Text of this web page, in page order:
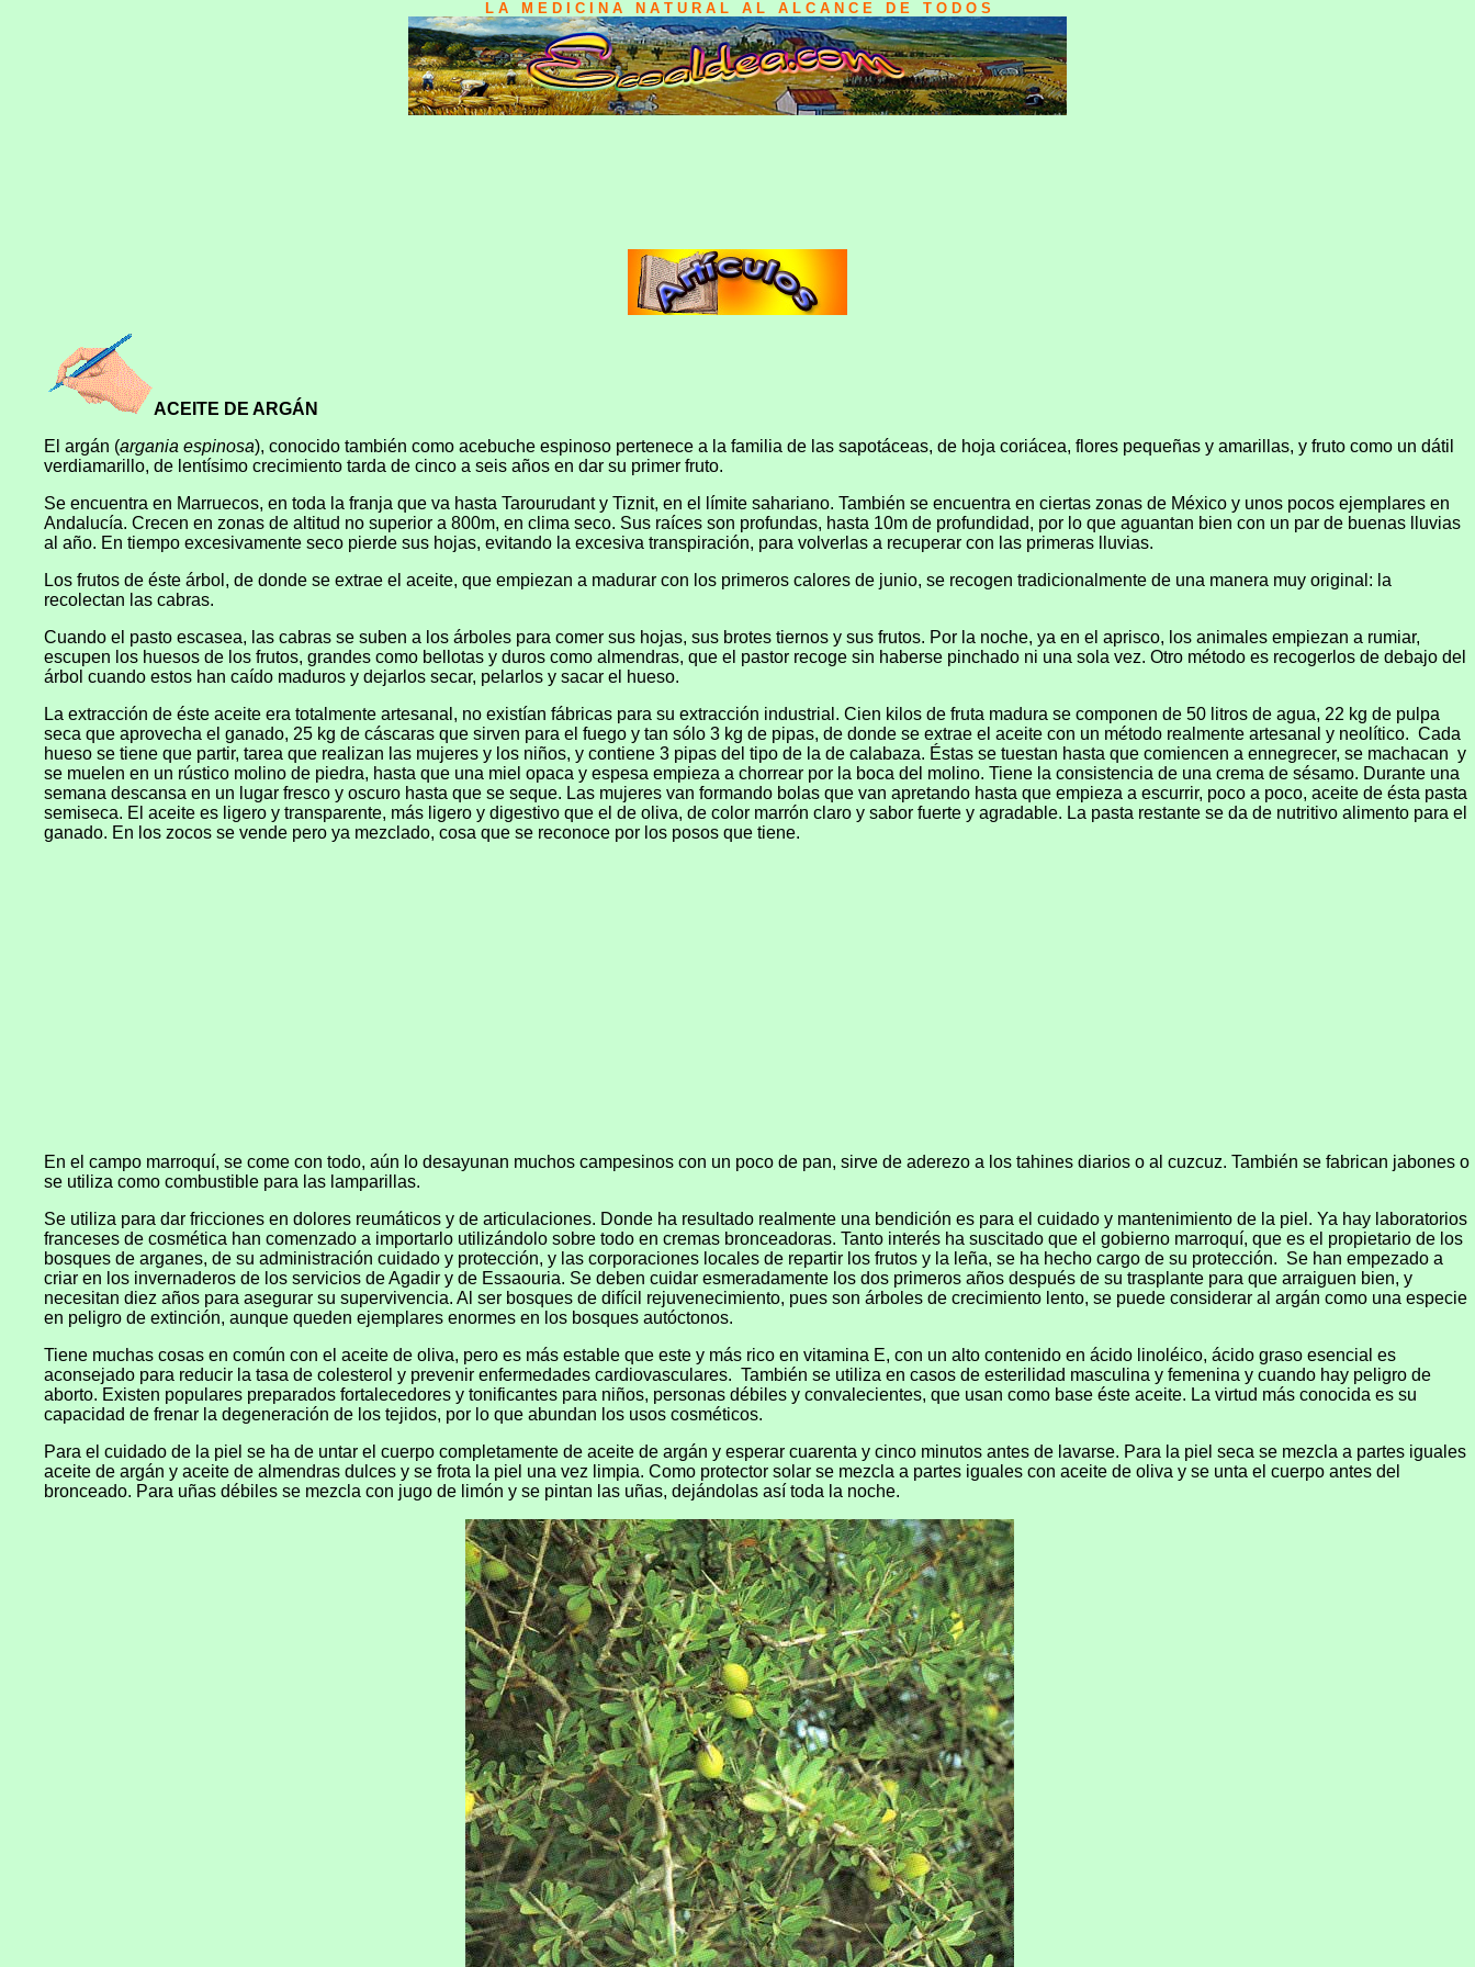
L A M E D I C I N A N A T U R A L A L A L C A N C E D E T O D O S
ACEITE DE ARGÁN
El argán (argania espinosa), conocido también como acebuche espinoso pertenece a la familia de las sapotáceas, de hoja coriácea, flores pequeñas y amarillas, y fruto como un dátil
verdiamarillo, de lentísimo crecimiento tarda de cinco a seis años en dar su primer fruto.
Se encuentra en Marruecos, en toda la franja que va hasta Tarourudant y Tiznit, en el límite sahariano. También se encuentra en ciertas zonas de México y unos pocos ejemplares en
Andalucía. Crecen en zonas de altitud no superior a 800m, en clima seco. Sus raíces son profundas, hasta 10m de profundidad, por lo que aguantan bien con un par de buenas lluvias
al año. En tiempo excesivamente seco pierde sus hojas, evitando la excesiva transpiración, para volverlas a recuperar con las primeras lluvias.
Los frutos de éste árbol, de donde se extrae el aceite, que empiezan a madurar con los primeros calores de junio, se recogen tradicionalmente de una manera muy original: la
recolectan las cabras.
Cuando el pasto escasea, las cabras se suben a los árboles para comer sus hojas, sus brotes tiernos y sus frutos. Por la noche, ya en el aprisco, los animales empiezan a rumiar,
escupen los huesos de los frutos, grandes como bellotas y duros como almendras, que el pastor recoge sin haberse pinchado ni una sola vez. Otro método es recogerlos de debajo del
árbol cuando estos han caído maduros y dejarlos secar, pelarlos y sacar el hueso.
La extracción de éste aceite era totalmente artesanal, no existían fábricas para su extracción industrial. Cien kilos de fruta madura se componen de 50 litros de agua, 22 kg de pulpa
seca que aprovecha el ganado, 25 kg de cáscaras que sirven para el fuego y tan sólo 3 kg de pipas, de donde se extrae el aceite con un método realmente artesanal y neolítico. Cada
hueso se tiene que partir, tarea que realizan las mujeres y los niños, y contiene 3 pipas del tipo de la de calabaza. Éstas se tuestan hasta que comiencen a ennegrecer, se machacan y
se muelen en un rústico molino de piedra, hasta que una miel opaca y espesa empieza a chorrear por la boca del molino. Tiene la consistencia de una crema de sésamo. Durante una
semana descansa en un lugar fresco y oscuro hasta que se seque. Las mujeres van formando bolas que van apretando hasta que empieza a escurrir, poco a poco, aceite de ésta pasta
semiseca. El aceite es ligero y transparente, más ligero y digestivo que el de oliva, de color marrón claro y sabor fuerte y agradable. La pasta restante se da de nutritivo alimento para el
ganado. En los zocos se vende pero ya mezclado, cosa que se reconoce por los posos que tiene.
En el campo marroquí, se come con todo, aún lo desayunan muchos campesinos con un poco de pan, sirve de aderezo a los tahines diarios o al cuzcuz. También se fabrican jabones o
se utiliza como combustible para las lamparillas.
Se utiliza para dar fricciones en dolores reumáticos y de articulaciones. Donde ha resultado realmente una bendición es para el cuidado y mantenimiento de la piel. Ya hay laboratorios
franceses de cosmética han comenzado a importarlo utilizándolo sobre todo en cremas bronceadoras. Tanto interés ha suscitado que el gobierno marroquí, que es el propietario de los
bosques de arganes, de su administración cuidado y protección, y las corporaciones locales de repartir los frutos y la leña, se ha hecho cargo de su protección. Se han empezado a
criar en los invernaderos de los servicios de Agadir y de Essaouria. Se deben cuidar esmeradamente los dos primeros años después de su trasplante para que arraiguen bien, y
necesitan diez años para asegurar su supervivencia. Al ser bosques de difícil rejuvenecimiento, pues son árboles de crecimiento lento, se puede considerar al argán como una especie
en peligro de extinción, aunque queden ejemplares enormes en los bosques autóctonos.
Tiene muchas cosas en común con el aceite de oliva, pero es más estable que este y más rico en vitamina E, con un alto contenido en ácido linoléico, ácido graso esencial es
aconsejado para reducir la tasa de colesterol y prevenir enfermedades cardiovasculares. También se utiliza en casos de esterilidad masculina y femenina y cuando hay peligro de
aborto. Existen populares preparados fortalecedores y tonificantes para niños, personas débiles y convalecientes, que usan como base éste aceite. La virtud más conocida es su
capacidad de frenar la degeneración de los tejidos, por lo que abundan los usos cosméticos.
Para el cuidado de la piel se ha de untar el cuerpo completamente de aceite de argán y esperar cuarenta y cinco minutos antes de lavarse. Para la piel seca se mezcla a partes iguales
aceite de argán y aceite de almendras dulces y se frota la piel una vez limpia. Como protector solar se mezcla a partes iguales con aceite de oliva y se unta el cuerpo antes del
bronceado. Para uñas débiles se mezcla con jugo de limón y se pintan las uñas, dejándolas así toda la noche.